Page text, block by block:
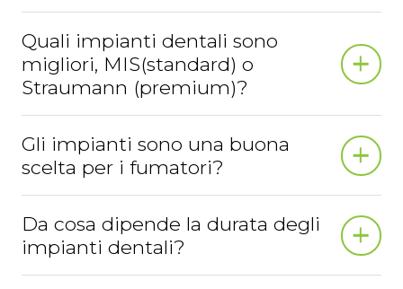
Quali impianti dentali sono
migliori, MIS(standard) o
Straumann (premium)?
Gli impianti sono una buona
scelta per i fumatori?
Da cosa dipende la durata degli
impianti dentali?